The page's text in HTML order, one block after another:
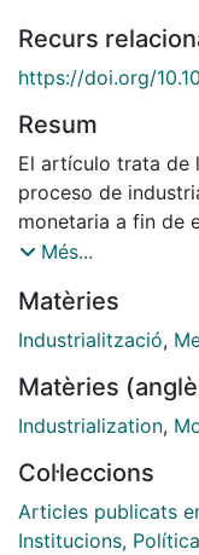
Recurs
https://doi.org/
Resum
El artículo trata de
proceso de
monetaria a fin de
estudia el caso de
precisa el volumen
fiduciaria en
medios de pago.
que, en un
hacia el equilibrio
que cualquier
por un efecto
Més...
Matèries
Industrialització,
Matèries
Industrialization,
Col·leccions
Articles publicats
Institucions,